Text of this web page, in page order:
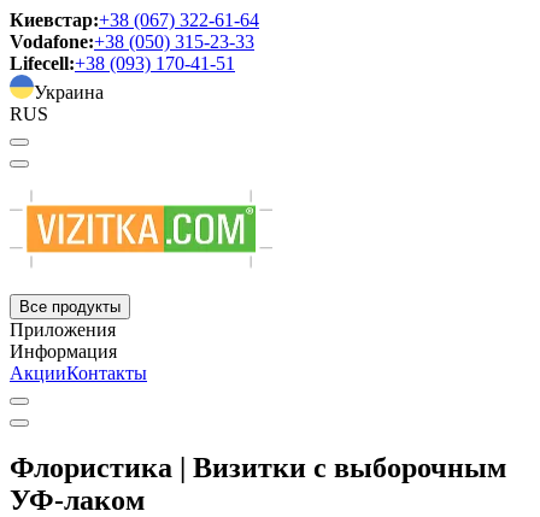
Киевстар:+38 (067) 322-61-64
Vodafone:+38 (050) 315-23-33
Lifecell:+38 (093) 170-41-51
Украина
RUS
Все продукты
Приложения
Информация
АкцииКонтакты
Флористика | Визитки с выборочным
УФ-лаком